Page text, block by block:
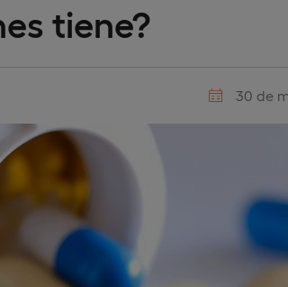
tiene?
30 de